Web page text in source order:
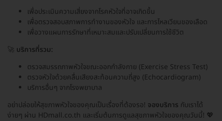
เพื่อประเมินความเสี่ยงจากโรคหัวใจที่อาจเกิดขึ้น
เพื่อตรวจสอบสภาพการทำงานของหัวใจ และการไหลเวียนของเลือด
เพื่อวางแผนการรักษาที่เหมาะสมและปรับเปลี่ยนการใช้ชีวิต
🚀 บริการที่รวม:
ตรวจสมรรถภาพหัวใจขณะออกกำลังกาย (Exercise Stress Test)
ตรวจหัวใจด้วยคลื่นเสียงสะท้อนความถี่สูง (Echocardiogram)
บริการอื่นๆ จากโรงพยาบาล
อย่าปล่อยให้สุขภาพหัวใจของคุณเป็นเรื่องที่ต้องรอ! จองบริการ กับเราได้
ง่ายๆ ผ่าน HDmall.co.th และเริ่มต้นการดูแลสุขภาพหัวใจของคุณวันนี้! 💖